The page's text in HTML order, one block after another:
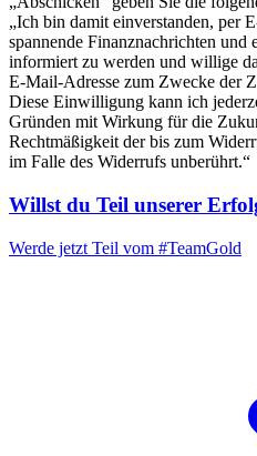
„Ich bin damit einverstanden, per
spannende Finanznachrichten und
informiert zu werden und willige
E-Mail-Adresse zum Zwecke der
Diese Einwilligung kann ich
Gründen mit Wirkung für die
Rechtmäßigkeit der bis zum
im Falle des Widerrufs unberührt.“
Willst du Teil unserer
Werde jetzt Teil vom #TeamGold